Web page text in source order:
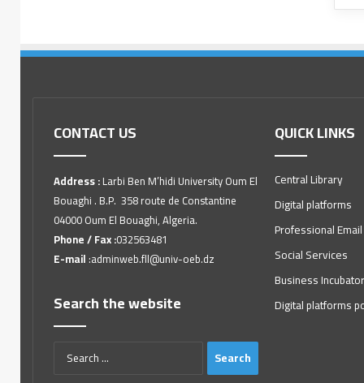
CONTACT US
Address :Larbi Ben M’hidi University Oum El
Bouaghi . B.P. 358 route de Constantine
04000 Oum El Bouaghi, Algeria.
Phone / Fax :032563481
E-mail :adminweb.fll@univ-oeb.dz
Search the website
QUICK LINKS
Central Library
Digital platforms
Professional Email
Social Services
Business Incubator
Digital platforms